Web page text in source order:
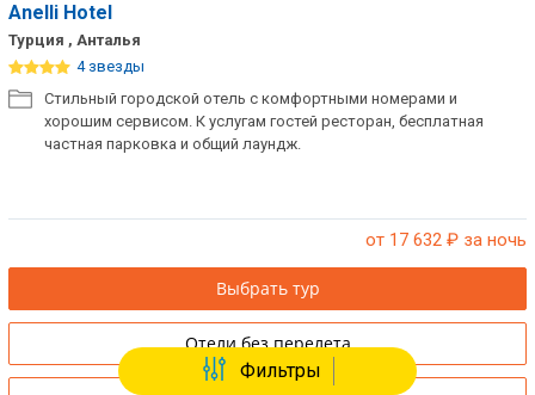
Anelli Hotel
Турция , Анталья
4 звезды
Стильный городской отель с комфортными номерами и
хорошим сервисом. К услугам гостей ресторан, бесплатная
частная парковка и общий лаундж.
от 17 632 ₽ за ночь
Выбрать тур
Отели без перелета
Фильтры